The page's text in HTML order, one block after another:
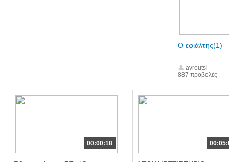
887 προβολές
Ο εφιάλτης(1)
avroutsi
00:00:18